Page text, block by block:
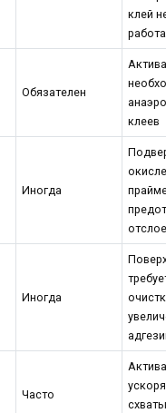
клей
Обязателен
клеев
Иногда
Иногда
Часто